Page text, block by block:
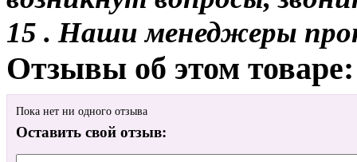
15 . Наши менеджеры
Отзывы об этом товаре:
Пока нет ни одного отзыва
Оставить свой отзыв: